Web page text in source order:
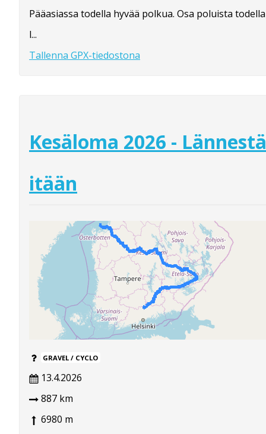
Pääasiassa todella hyvää polkua. Osa poluista todella
l...
Tallenna GPX-tiedostona
Kesäloma 2026 - Lännestä
itään
GRAVEL / CYCLO
13.4.2026
887 km
6980 m